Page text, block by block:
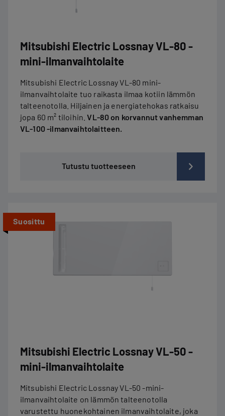
Mitsubishi Electric Lossnay VL-80 -
mini-ilmanvaihtolaite
Mitsubishi Electric Lossnay VL-80 mini-
ilmanvaihtolaite tuo raikasta ilmaa kotiin lämmön
talteenotolla. Hiljainen ja energiatehokas ratkaisu
jopa 60 m² tiloihin.VL-80 on korvannut vanhemman
VL-100 -ilmanvaihtolaitteen.
Tutustu tuotteeseen
Suosittu
Mitsubishi Electric Lossnay VL-50 -
mini-ilmanvaihtolaite
Mitsubishi Electric Lossnay VL-50 -mini-
ilmanvaihtolaite on lämmön talteenotolla
varustettu huonekohtainen ilmanvaihtolaite, joka